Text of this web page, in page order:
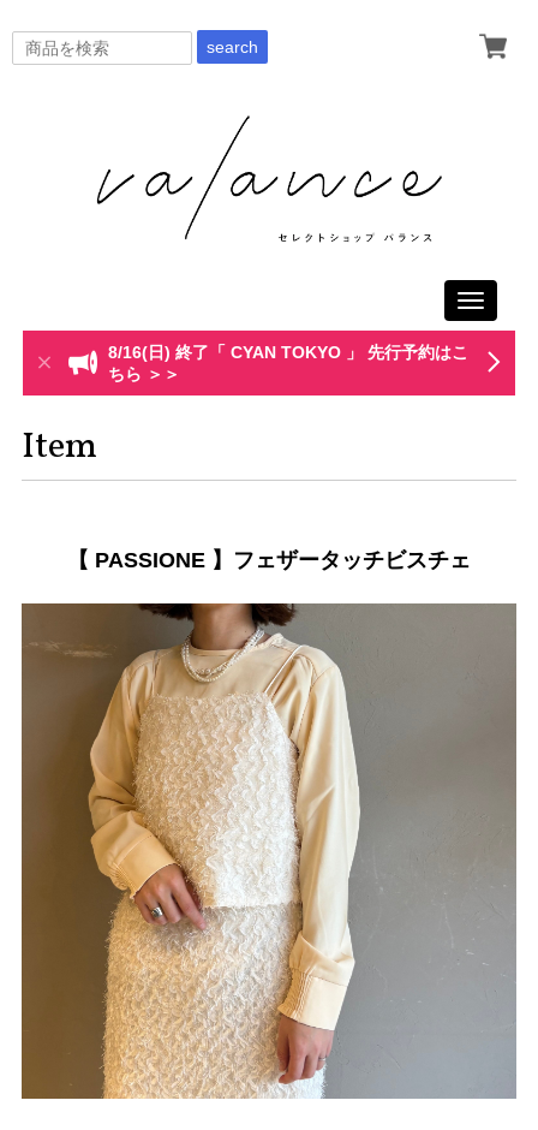
search
Toggle
8/16(日) 終了「 CYAN TOKYO 」 先行予約はこ
ちら ＞＞
Item
【 PASSIONE 】フェザータッチビスチェ